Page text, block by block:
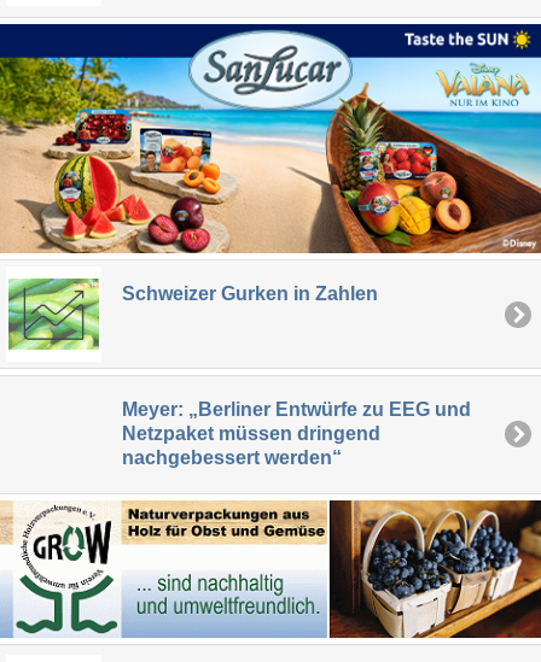
Schweizer Gurken in Zahlen
Meyer: „Berliner Entwürfe zu EEG und
Netzpaket müssen dringend
nachgebessert werden“